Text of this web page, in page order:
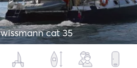
wissmann cat 35